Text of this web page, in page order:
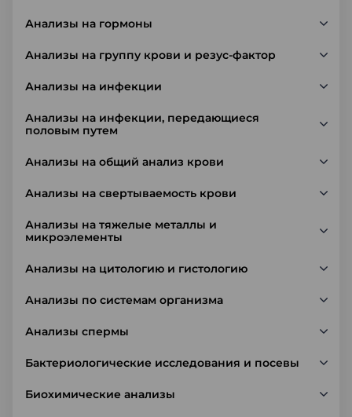
Анализы на гормоны
Анализы на группу крови и резус-фактор
Анализы на инфекции
Анализы на инфекции, передающиеся
половым путем
Анализы на общий анализ крови
Анализы на свертываемость крови
Анализы на тяжелые металлы и
микроэлементы
Анализы на цитологию и гистологию
Анализы по системам организма
Анализы спермы
Бактериологические исследования и посевы
Биохимические анализы